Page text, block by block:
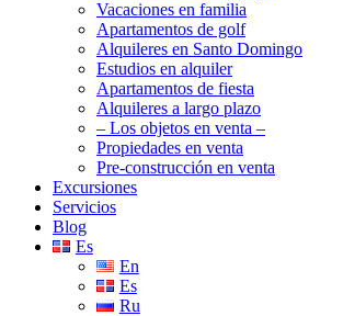
Vacaciones en familia
Apartamentos de golf
Alquileres en Santo Domingo
Estudios en alquiler
Apartamentos de fiesta
Alquileres a largo plazo
– Los objetos en venta –
Propiedades en venta
Pre-construcción en venta
Excursiones
Servicios
Blog
Es
En
Es
Ru